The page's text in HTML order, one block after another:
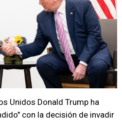
Unidos Donald Trump ha
con la decisión de invadir